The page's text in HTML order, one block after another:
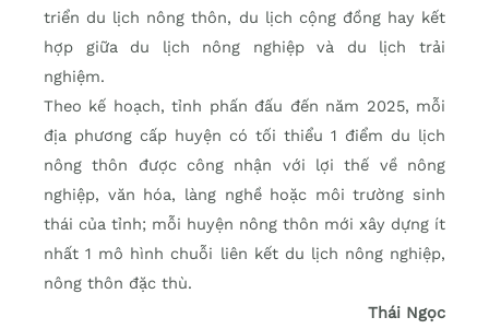
triển du lịch nông thôn, du lịch cộng đồng hay kết
hợp giữa du lịch nông nghiệp và du lịch trải
nghiệm.
Theo kế hoạch, tỉnh phấn đấu đến năm 2025, mỗi
địa phương cấp huyện có tối thiểu 1 điểm du lịch
nông thôn được công nhận với lợi thế về nông
nghiệp, văn hóa, làng nghề hoặc môi trường sinh
thái của tỉnh; mỗi huyện nông thôn mới xây dựng ít
nhất 1 mô hình chuỗi liên kết du lịch nông nghiệp,
nông thôn đặc thù.
Thái Ngọc